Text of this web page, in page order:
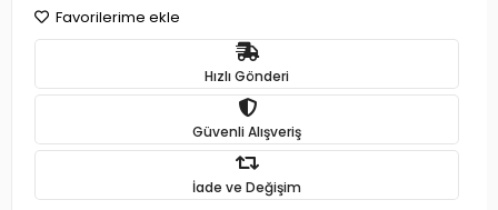
Favorilerime ekle
Hızlı Gönderi
Güvenli Alışveriş
İade ve Değişim